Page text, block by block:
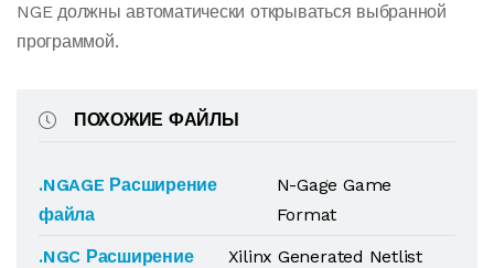
NGE должны автоматически открываться выбранной
программой.
ПОХОЖИЕ ФАЙЛЫ
.NGAGE Расширение
файла
N-Gage Game
Format
.NGC Расширение
Xilinx Generated Netlist